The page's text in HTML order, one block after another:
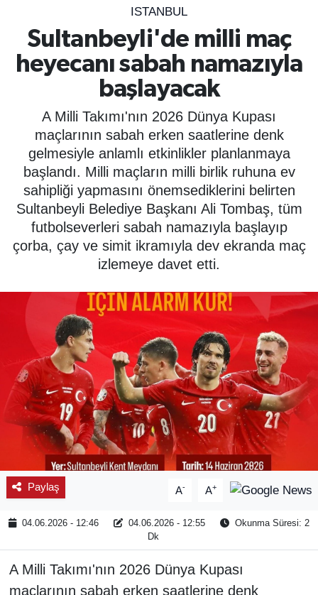
ISTANBUL
Sultanbeyli'de milli maç
heyecanı sabah namazıyla
başlayacak
A Milli Takımı'nın 2026 Dünya Kupası
maçlarının sabah erken saatlerine denk
gelmesiyle anlamlı etkinlikler planlanmaya
başlandı. Milli maçların milli birlik ruhuna ev
sahipliği yapmasını önemsediklerini belirten
Sultanbeyli Belediye Başkanı Ali Tombaş, tüm
futbolseverleri sabah namazıyla başlayıp
çorba, çay ve simit ikramıyla dev ekranda maç
izlemeye davet etti.
Paylaş A- A+
04.06.2026 - 12:46 04.06.2026 - 12:55
Okunma Süresi: 2
Dk
A Milli Takımı'nın 2026 Dünya Kupası
maçlarının sabah erken saatlerine denk
ÇEVRE
BİLİM - TEKNOLOJİ
KADIN
KÜLTÜR SANAT
MAGAZİN